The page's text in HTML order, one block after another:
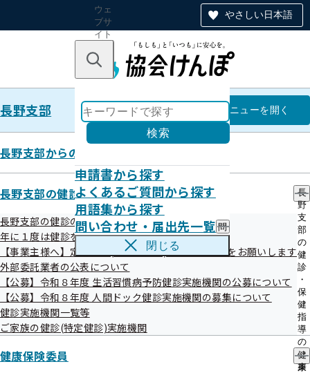
やさしい日本語
ウェ
ブサ
イト
のナ
ン
キーワードで探す
検索
申請書から探す
よくあるご質問から探す
用語集から探す
問い合わせ・届出先一覧 問
い
せ
・
届
一
閉じる
長野支部 長野支部
メニューを開く
長野支部からのお知らせ
長野支部の健診・保健指導のご案内
長
野
支
部
の
健
診
・
保
健
指
導
の
ご
案
長野支部の健診のご案内
年に１度は健診を！ 健診特集コーナー
【事業主様へ】定期健診(事業者健診)結果のご提供をお願いします
外部委託業者の公表について
【公募】令和８年度 生活習慣病予防健診実施機関の公募について
【公募】令和８年度 人間ドック健診実施機関の募集について
健診実施機関一覧等
ご家族の健診(特定健診)実施機関
健康保険委員
健
康
広報用マンガ「教えて！けんぽ兄
弟！！」
目次
あらすじ
第1話 インセンティブ制度ってなに？